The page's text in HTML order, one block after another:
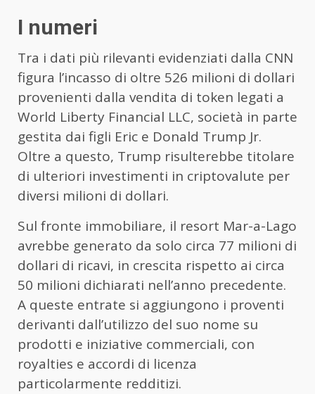
I numeri
Tra i dati più rilevanti evidenziati dalla CNN
figura l’incasso di oltre 526 milioni di dollari
provenienti dalla vendita di token legati a
World Liberty Financial LLC, società in parte
gestita dai figli Eric e Donald Trump Jr.
Oltre a questo, Trump risulterebbe titolare
di ulteriori investimenti in criptovalute per
diversi milioni di dollari.
Sul fronte immobiliare, il resort Mar-a-Lago
avrebbe generato da solo circa 77 milioni di
dollari di ricavi, in crescita rispetto ai circa
50 milioni dichiarati nell’anno precedente.
A queste entrate si aggiungono i proventi
derivanti dall’utilizzo del suo nome su
prodotti e iniziative commerciali, con
royalties e accordi di licenza
particolarmente redditizi.